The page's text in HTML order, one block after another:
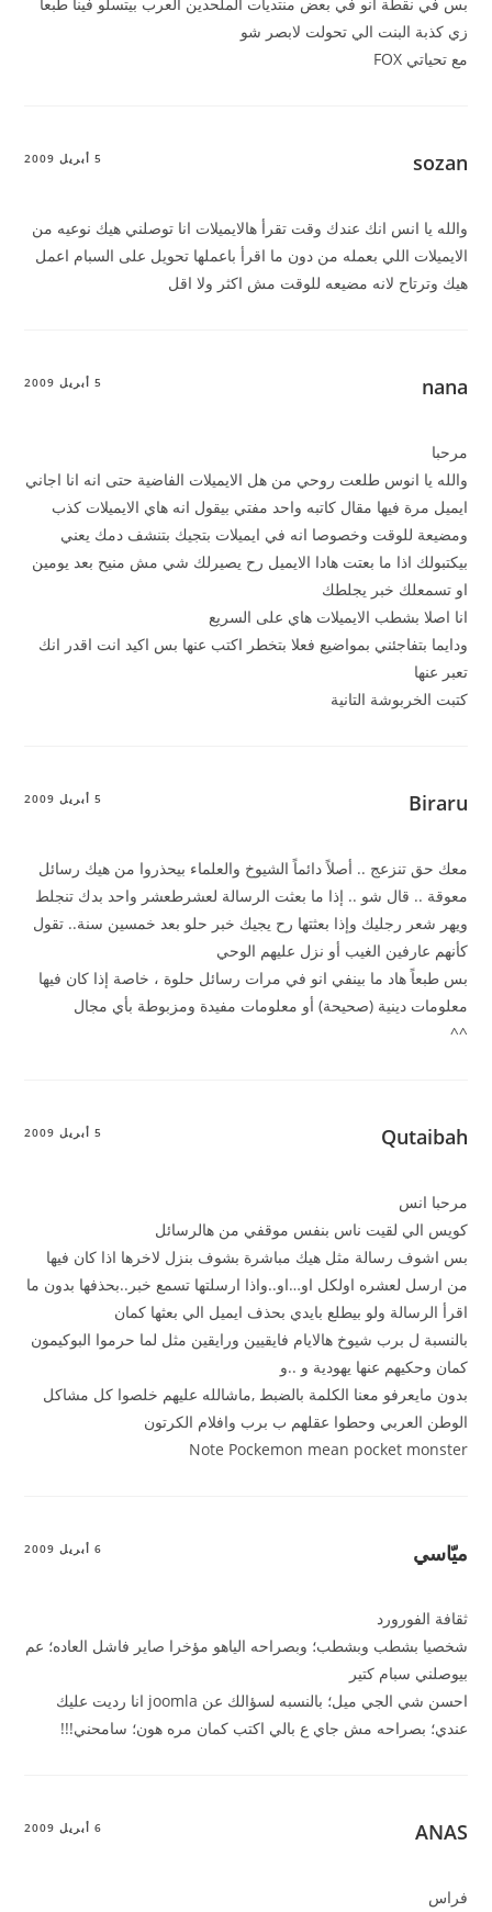
زي كذبة البنت الي تحولت لابصر شو
مع تحياتي FOX
sozan 5 أبريل 2009
والله يا انس انك عندك وقت تقرأ هالايميلات انا توصلني هيك نوعيه من
الايميلات اللي بعمله من دون ما اقرأ باعملها تحويل على السبام اعمل
هيك وترتاح لانه مضيعه للوقت مش اكثر ولا اقل
nana 5 أبريل 2009
مرحبا
والله يا انوس طلعت روحي من هل الايميلات الفاضية حتى انه انا اجاني
ايميل مرة فيها مقال كاتبه واحد مفتي بيقول انه هاي الايميلات كذب
ومضيعة للوقت وخصوصا انه في ايميلات بتجيك بتنشف دمك يعني
بيكتبولك اذا ما بعتت هادا الايميل رح يصيرلك شي مش منيح بعد يومين
او تسمعلك خبر يجلطك
انا اصلا بشطب الايميلات هاي على السريع
ودايما بتفاجئني بمواضيع فعلا بتخطر اكتب عنها بس اكيد انت اقدر انك
تعبر عنها
كتبت الخربوشة التانية
Biraru 5 أبريل 2009
معك حق تنزعج .. أصلاً دائماً الشيوخ والعلماء بيحذروا من هيك رسائل
معوقة .. قال شو .. إذا ما بعثت الرسالة لعشرطعشر واحد بدك تنجلط
ويهر شعر رجليك وإذا بعثتها رح يجيك خبر حلو بعد خمسين سنة.. تقول
كأنهم عارفين الغيب أو نزل عليهم الوحي
بس طبعاً هاد ما بينفي انو في مرات رسائل حلوة ، خاصة إذا كان فيها
معلومات دينية (صحيحة) أو معلومات مفيدة ومزبوطة بأي مجال
^^
Qutaibah 5 أبريل 2009
مرحبا انس
كويس الي لقيت ناس بنفس موقفي من هالرسائل
بس اشوف رسالة مثل هيك مباشرة بشوف بنزل لاخرها اذا كان فيها
من ارسل لعشره اولكل او…او..واذا ارسلتها تسمع خبر..بحذفها بدون ما
اقرأ الرسالة ولو بيطلع بايدي بحذف ايميل الي بعثها كمان
بالنسبة ل برب شيوخ هالايام فايقيين ورايقين مثل لما حرموا البوكيمون
كمان وحكيهم عنها يهودية و ..و
بدون مايعرفو معنا الكلمة بالضبط ,ماشالله عليهم خلصوا كل مشاكل
الوطن العربي وحطوا عقلهم ب برب وافلام الكرتون
Note Pockemon mean pocket monster
ميّاسي 6 أبريل 2009
ثقافة الفورورد
شخصيا بشطب وبشطب؛ وبصراحه الياهو مؤخرا صاير فاشل العاده؛ عم
بيوصلني سبام كتير
احسن شي الجي ميل؛ بالنسبه لسؤالك عن joomla انا رديت عليك
عندي؛ بصراحه مش جاي ع بالي اكتب كمان مره هون؛ سامحني!!!
ANAS 6 أبريل 2009
فراس